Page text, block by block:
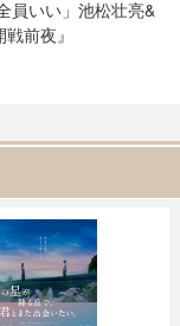
員いい」池松壮亮&
前夜』